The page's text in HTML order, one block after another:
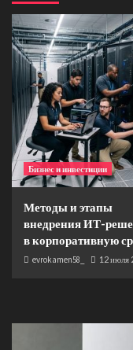
Бизнес и инвестиции
Методы и этапы
внедрения ИТ-
в корпоративную
evrokamen58_ 12 июля